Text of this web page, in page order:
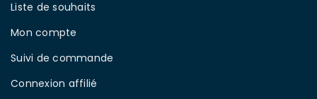
Liste de souhaits
Mon compte
Suivi de commande
Connexion affilié